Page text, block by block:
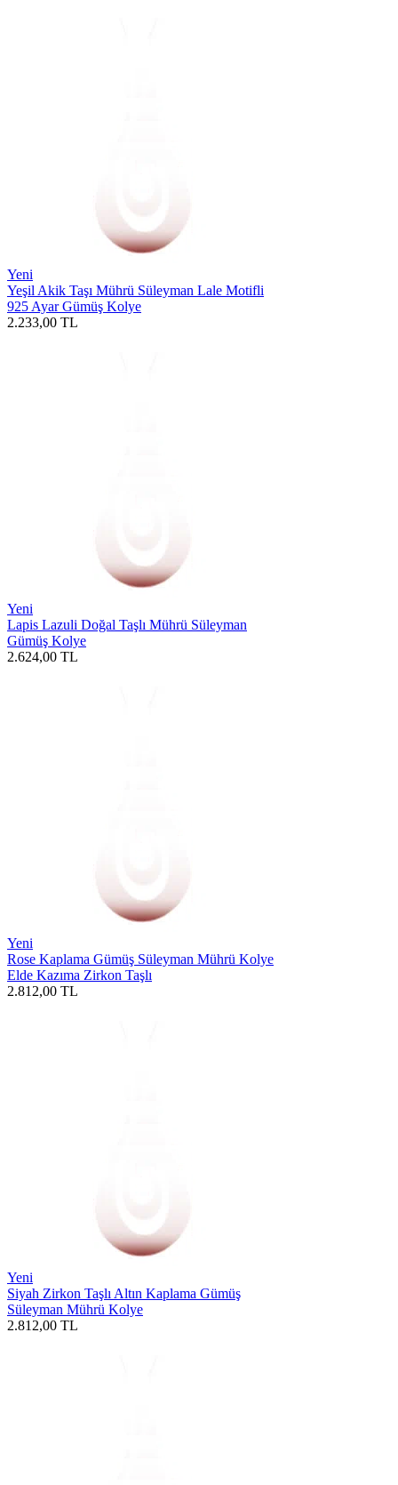
Yeni
Yeşil Akik Taşı Mührü Süleyman Lale Motifli
925 Ayar Gümüş Kolye
2.233,00 TL
Yeni
Lapis Lazuli Doğal Taşlı Mührü Süleyman
Gümüş Kolye
2.624,00 TL
Yeni
Rose Kaplama Gümüş Süleyman Mührü Kolye
Elde Kazıma Zirkon Taşlı
2.812,00 TL
Yeni
Siyah Zirkon Taşlı Altın Kaplama Gümüş
Süleyman Mührü Kolye
2.812,00 TL